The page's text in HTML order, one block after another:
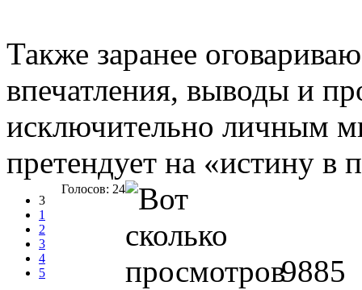
Также заранее
впечатления, выводы и
исключительно личным
претендует на «истину в
3
1
2
3
4
5
Голосов: 24
9885